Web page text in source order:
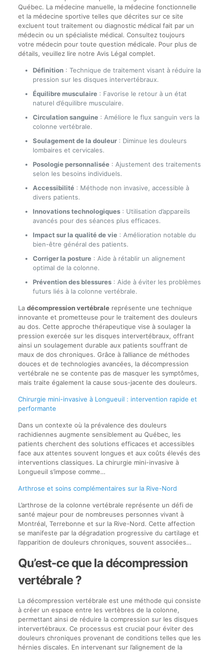
Québec. La médecine manuelle, la médecine fonctionnelle
et la médecine sportive telles que décrites sur ce site
excluent tout traitement ou diagnostic médical fait par un
médecin ou un spécialiste médical. Consultez toujours
votre médecin pour toute question médicale. Pour plus de
détails, veuillez lire notre Avis Légal complet.
Définition: Technique de traitement visant à réduire la
pression sur les disques intervertébraux.
Équilibre musculaire: Favorise le retour à un état
naturel d’équilibre musculaire.
Circulation sanguine: Améliore le flux sanguin vers la
colonne vertébrale.
Soulagement de la douleur: Diminue les douleurs
lombaires et cervicales.
Posologie personnalisée: Ajustement des traitements
selon les besoins individuels.
Accessibilité: Méthode non invasive, accessible à
divers patients.
Innovations technologiques: Utilisation d’appareils
avancés pour des séances plus efficaces.
Impact sur la qualité de vie: Amélioration notable du
bien-être général des patients.
Corriger la posture: Aide à rétablir un alignement
optimal de la colonne.
Prévention des blessures: Aide à éviter les problèmes
futurs liés à la colonne vertébrale.
La décompression vertébralereprésente une technique
innovante et prometteuse pour le traitement des douleurs
au dos. Cette approche thérapeutique vise à soulager la
pression exercée sur les disques intervertébraux, offrant
ainsi un soulagement durable aux patients souffrant de
maux de dos chroniques. Grâce à l’alliance de méthodes
douces et de technologies avancées, la décompression
vertébrale ne se contente pas de masquer les symptômes,
mais traite également la cause sous-jacente des douleurs.
Chirurgie mini-invasive à Longueuil : intervention rapide et
performante
Dans un contexte où la prévalence des douleurs
rachidiennes augmente sensiblement au Québec, les
patients cherchent des solutions efficaces et accessibles
face aux attentes souvent longues et aux coûts élevés des
interventions classiques. La chirurgie mini-invasive à
Longueuil s’impose comme…
Arthrose et soins complémentaires sur la Rive-Nord
L’arthrose de la colonne vertébrale représente un défi de
santé majeur pour de nombreuses personnes vivant à
Montréal, Terrebonne et sur la Rive-Nord. Cette affection
se manifeste par la dégradation progressive du cartilage et
l’apparition de douleurs chroniques, souvent associées…
Qu’est-ce que la décompression
vertébrale ?
La décompression vertébrale est une méthode qui consiste
à créer un espace entre les vertèbres de la colonne,
permettant ainsi de réduire la compression sur les disques
intervertébraux. Ce processus est crucial pour éviter des
douleurs chroniques provenant de conditions telles que les
hérnies discales. En intervenant sur l’alignement de la